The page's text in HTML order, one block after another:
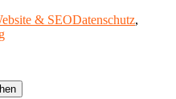
& SEOSchlagwörter
Datenschutz,